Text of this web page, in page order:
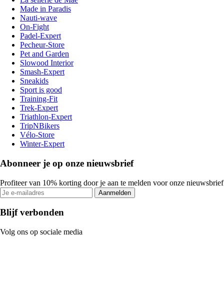
Made in Paradis
Nauti-wave
On-Fight
Padel-Expert
Pecheur-Store
Pet and Garden
Slowood Interior
Smash-Expert
Sneakids
Sport is good
Training-Fit
Trek-Expert
Triathlon-Expert
TripNBikers
Vélo-Store
Winter-Expert
Abonneer je op onze nieuwsbrief
Profiteer van 10% korting door je aan te melden voor onze nieuwsbrief
Aanmelden
Blijf verbonden
Volg ons op sociale media